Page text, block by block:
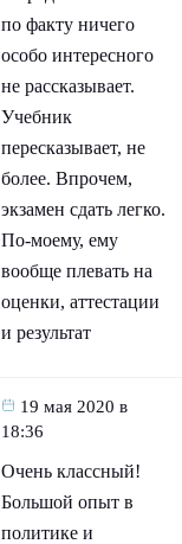
по факту ничего
особо интересного
не рассказывает.
Учебник
пересказывает, не
более. Впрочем,
экзамен сдать легко.
По-моему, ему
вообще плевать на
оценки, аттестации
и результат
19 мая 2020 в
18:36
Очень классный!
Большой опыт в
политике и